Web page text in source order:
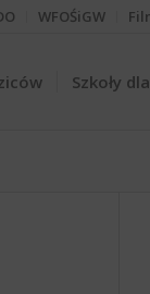
WFOŚiGW
Szkoły